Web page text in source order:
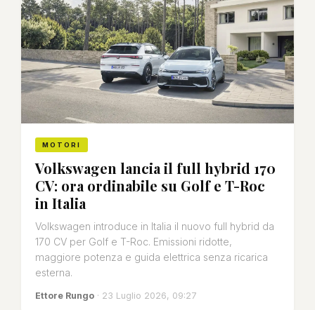
MOTORI
Volkswagen lancia il full hybrid 170
CV: ora ordinabile su Golf e T-Roc
in Italia
Volkswagen introduce in Italia il nuovo full hybrid da
170 CV per Golf e T-Roc. Emissioni ridotte,
maggiore potenza e guida elettrica senza ricarica
esterna.
Ettore Rungo · 23 Luglio 2026, 09:27